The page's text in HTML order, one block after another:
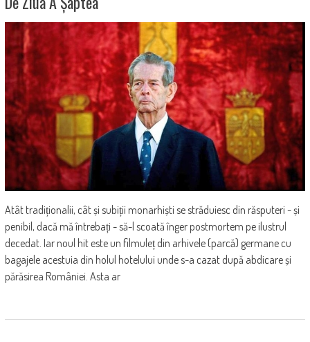
Atât tradiționalii, cât și subiții monarhiști se străduiesc din răsputeri - și
penibil, dacă mă întrebați - să-l scoată înger postmortem pe ilustrul
decedat. Iar noul hit este un filmuleț din arhivele (parcă) germane cu
bagajele acestuia din holul hotelului unde s-a cazat după abdicare și
părăsirea României. Asta ar